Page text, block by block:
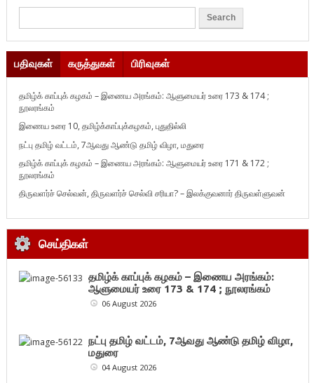
பதிவுகள் கருத்துகள் பிரிவுகள்
தமிழ்க் காப்புக் கழகம் – இணைய அரங்கம்: ஆளுமையர் உரை 173 & 174 ;
நூலரங்கம்
இணைய உரை 10, தமிழ்க்காப்புக்கழகம், புதுதில்லி
நட்பு தமிழ் வட்டம், 7ஆவது ஆண்டு தமிழ் விழா, மதுரை
தமிழ்க் காப்புக் கழகம் – இணைய அரங்கம்: ஆளுமையர் உரை 171 & 172 ;
நூலரங்கம்
திருவளர்ச் செல்வன், திருவளர்ச் செல்வி சரியா? – இலக்குவனார் திருவள்ளுவன்
செய்திகள்
தமிழ்க் காப்புக் கழகம் – இணைய அரங்கம்:
ஆளுமையர் உரை 173 & 174 ; நூலரங்கம்
06 August 2026
நட்பு தமிழ் வட்டம், 7ஆவது ஆண்டு தமிழ் விழா,
மதுரை
04 August 2026